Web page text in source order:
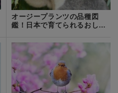
オージープランツの品種図
鑑！日本で育てられるおしゃ